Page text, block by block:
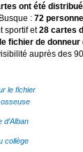
ont été
: 72
sportif et28 cartes
fichier de donneur
auprès des
le fichier
osseuse
d’Alban
collège